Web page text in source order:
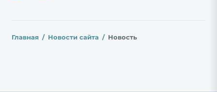
Главная Новости сайта Новость